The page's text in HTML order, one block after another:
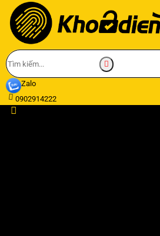
Zalo
0902914222